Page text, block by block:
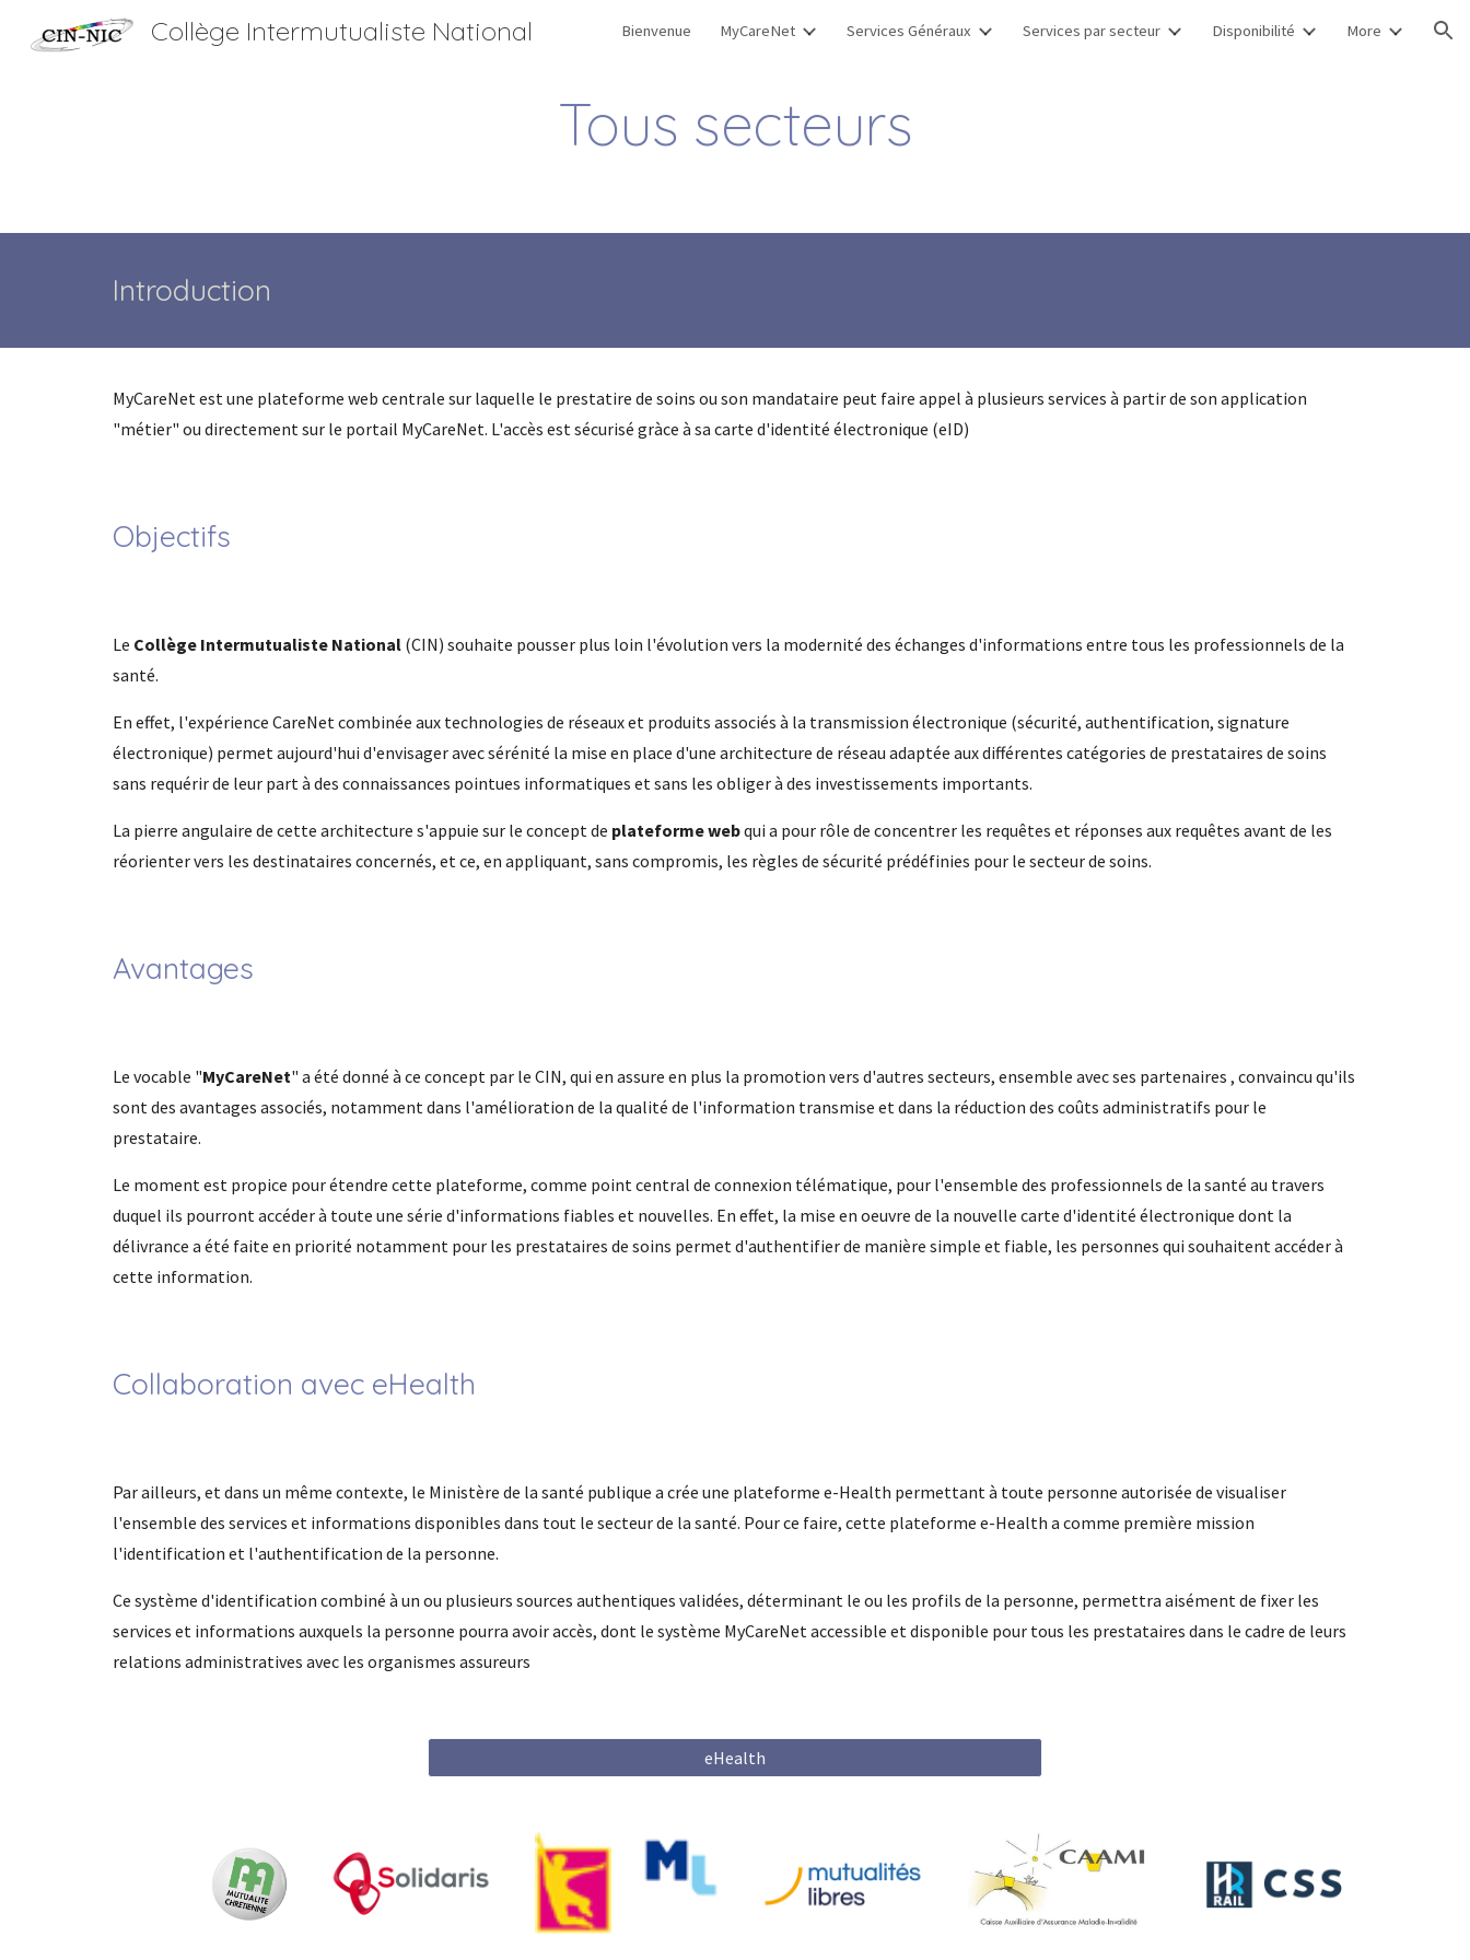
Skip to main content Skip to navigation
Collège Intermutualiste National Bienvenue MyCareNet Services Généraux Services par secteur Disponibilité More
Tous secteurs
Introduction
MyCareNet est une plateforme web centrale sur laquelle le prestatire de soins ou son mandataire peut faire appel à plusieurs services à partir de son application
"métier" ou directement sur le portail MyCareNet. L'accès est sécurisé gràce à sa carte d'identité électronique (eID)
Objectifs
Le Collège Intermutualiste National(CIN) souhaite pousser plus loin l'évolution vers la modernité des échanges d'informations entre tous les professionnels de la
santé.
En effet, l'expérience CareNet combinée aux technologies de réseaux et produits associés à la transmission électronique (sécurité, authentification, signature
électronique) permet aujourd'hui d'envisager avec sérénité la mise en place d'une architecture de réseau adaptée aux différentes catégories de prestataires de soins
sans requérir de leur part à des connaissances pointues informatiques et sans les obliger à des investissements importants.
La pierre angulaire de cette architecture s'appuie sur le concept de plateforme webqui a pour rôle de concentrer les requêtes et réponses aux requêtes avant de les
réorienter vers les destinataires concernés, et ce, en appliquant, sans compromis, les règles de sécurité prédéfinies pour le secteur de soins.
Avantages
Le vocable "MyCareNet" a été donné à ce concept par le CIN, qui en assure en plus la promotion vers d'autres secteurs, ensemble avec ses partenaires , convaincu qu'ils
sont des avantages associés, notamment dans l'amélioration de la qualité de l'information transmise et dans la réduction des coûts administratifs pour le
prestataire.
Le moment est propice pour étendre cette plateforme, comme point central de connexion télématique, pour l'ensemble des professionnels de la santé au travers
duquel ils pourront accéder à toute une série d'informations fiables et nouvelles. En effet, la mise en oeuvre de la nouvelle carte d'identité électronique dont la
délivrance a été faite en priorité notamment pour les prestataires de soins permet d'authentifier de manière simple et fiable, les personnes qui souhaitent accéder à
cette information.
Collaboration avec eHealth
Par ailleurs, et dans un même contexte, le Ministère de la santé publique a crée une plateforme e-Health permettant à toute personne autorisée de visualiser
l'ensemble des services et informations disponibles dans tout le secteur de la santé. Pour ce faire, cette plateforme e-Health a comme première mission
l'identification et l'authentification de la personne.
Ce système d'identification combiné à un ou plusieurs sources authentiques validées, déterminant le ou les profils de la personne, permettra aisément de fixer les
services et informations auxquels la personne pourra avoir accès, dont le système MyCareNet accessible et disponible pour tous les prestataires dans le cadre de leurs
relations administratives avec les organismes assureurs
eHealth